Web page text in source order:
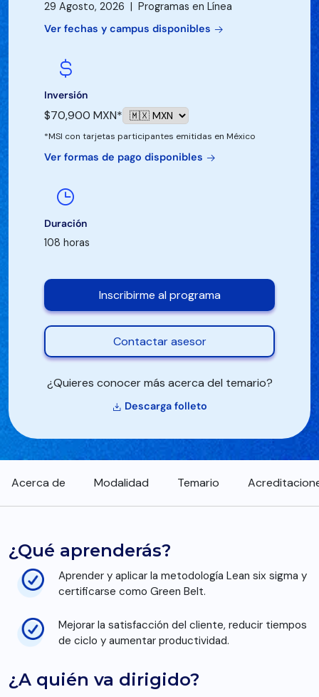
29 Agosto, 2026 | Programas en Línea
Ver fechas y campus disponibles
Inversión
$70,900 MXN*
*MSI con tarjetas participantes emitidas en México
Ver formas de pago disponibles
Duración
108 horas
Inscribirme al programa
Contactar asesor
¿Quieres conocer más acerca del temario?
Descarga folleto
Acerca de Modalidad Temario
¿Qué aprenderás?
Aprender y aplicar la metodología Lean six sigma y
certificarse como Green Belt.
Mejorar la satisfacción del cliente, reducir tiempos
de ciclo y aumentar productividad.
¿A quién va dirigido?